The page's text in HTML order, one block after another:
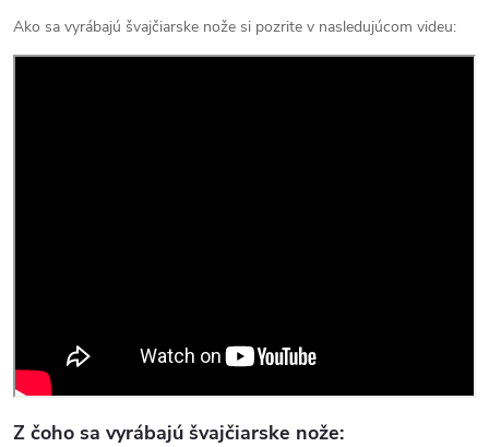
Ako sa vyrábajú švajčiarske nože si pozrite v nasledujúcom videu:
Z čoho sa vyrábajú švajčiarske nože: